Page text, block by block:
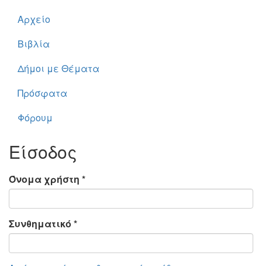
Αρχείο
Βιβλία
Δήμοι με Θέματα
Πρόσφατα
Φόρουμ
Είσοδος
Όνομα χρήστη *
Συνθηματικό *